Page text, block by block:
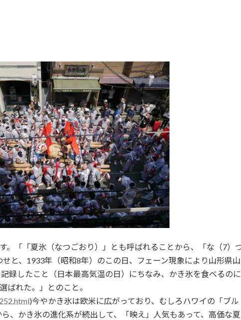
。「「夏氷（なつごおり）」とも呼ばれることから、「な（7）
せと、1933年（昭和8年）のこの日、フェーン現象により山形県山
録したこと（日本最高気温の日）にちなみ、かき氷を食べるのに
ばれた。」とのこと。
)今やかき氷は欧米に広がっており、むしろハワイの「ブル
、かき氷の進化系が続出して、「映え」人気もあって、高価な夏